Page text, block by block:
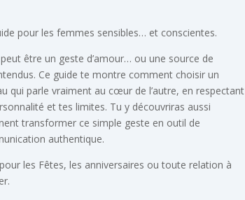
pour les femmes sensibles… et conscientes.
être un geste d’amour… ou une source de
Ce guide te montre comment choisir un
qui parle vraiment au cœur de l’autre, en respectant
et tes limites. Tu y découvriras aussi
transformer ce simple geste en outil de
authentique.
les Fêtes, les anniversaires ou toute relation à